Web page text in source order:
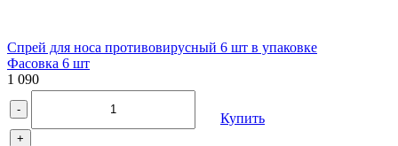
Спрей для носа противовирусный 6 шт в упаковке
Фасовка 6 шт
1 090
-
+
Купить